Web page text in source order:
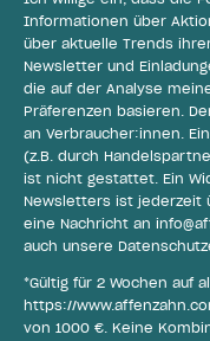
Informationen über
über aktuelle Trends
Newsletter und
die auf der Analyse
Präferenzen basieren.
an Verbraucher:innen.
(z.B. durch
ist nicht gestattet. Ein
Newsletters ist jederzeit
eine Nachricht an
auch unsere
*Gültig für 2 Wochen auf
https://
von 1000 €. Keine